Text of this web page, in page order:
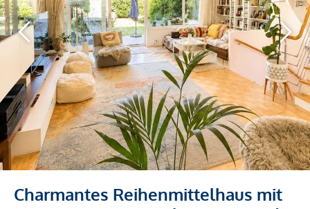
Charmantes Reihenmittelhaus mit